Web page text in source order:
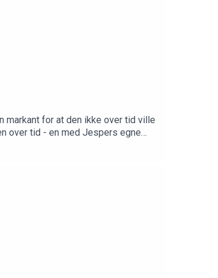
markant for at den ikke over tid ville
over tid - en med Jespers egne
med sin hustru makeup-brandet
iværksætterhistorie.